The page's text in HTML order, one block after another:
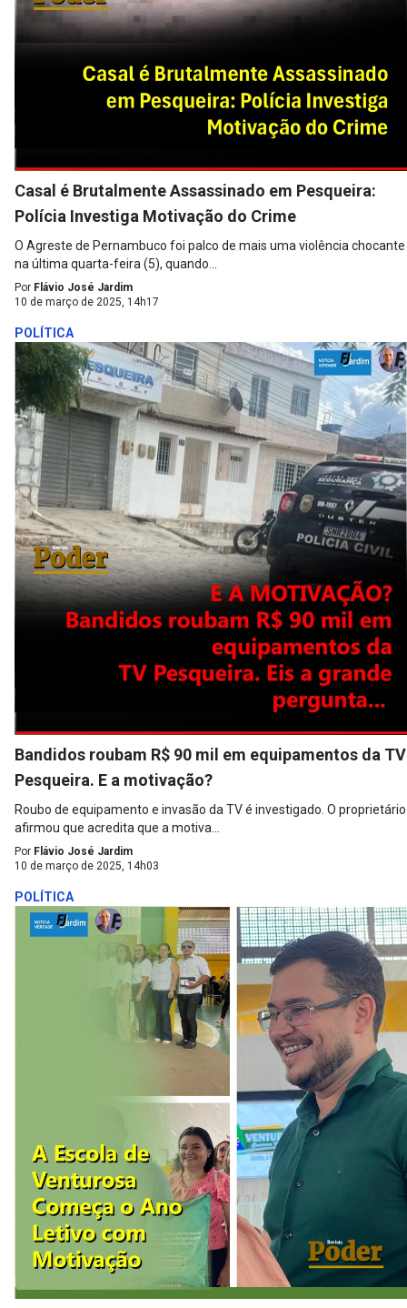
Casal é Brutalmente Assassinado em Pesqueira:
Polícia Investiga Motivação do Crime
O Agreste de Pernambuco foi palco de mais uma violência chocante
na última quarta-feira (5), quando...
Por Flávio José Jardim
10 de março de 2025, 14h17
POLÍTICA
Bandidos roubam R$ 90 mil em equipamentos da TV
Pesqueira. E a motivação?
Roubo de equipamento e invasão da TV é investigado. O proprietário
afirmou que acredita que a motiva...
Por Flávio José Jardim
10 de março de 2025, 14h03
POLÍTICA